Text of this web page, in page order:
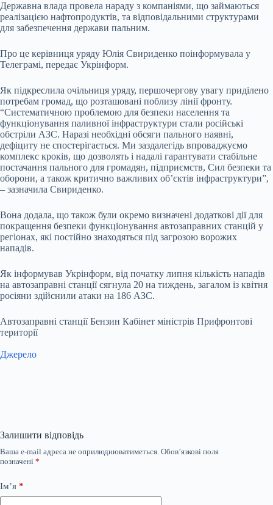
Державна влада провела нараду з компаніями, що займаються
реалізацією нафтопродуктів, та відповідальними структурами
для забезпечення держави пальним.
Про це керівниця уряду Юлія Свириденко поінформувала у
Телеграмі, передає Укрінформ.
Як підкреслила очільниця уряду, першочергову увагу приділено
потребам громад, що розташовані поблизу лінії фронту.
“Систематичною проблемою для безпеки населення та
функціонування паливної інфраструктури стали російські
обстріли АЗС. Наразі необхідні обсяги пального наявні,
дефіциту не спостерігається. Ми заздалегідь впроваджуємо
комплекс кроків, що дозволять і надалі гарантувати стабільне
постачання пального для громадян, підприємств, Сил безпеки та
оборони, а також критично важливих об’єктів інфраструктури”,
– зазначила Свириденко.
Вона додала, що також були окремо визначені додаткові дії для
покращення безпеки функціонування автозаправних станцій у
регіонах, які постійно знаходяться під загрозою ворожих
нападів.
Як інформував Укрінформ, від початку липня кількість нападів
на автозаправні станції сягнула 20 на тиждень, загалом із квітня
росіяни здійснили атаки на 186 АЗС.
Автозаправні станції Бензин Кабінет міністрів Прифронтові
території
Джерело
Залишити відповідь
Ваша e-mail адреса не оприлюднюватиметься. Обов’язкові поля
позначені *
Ім’я *